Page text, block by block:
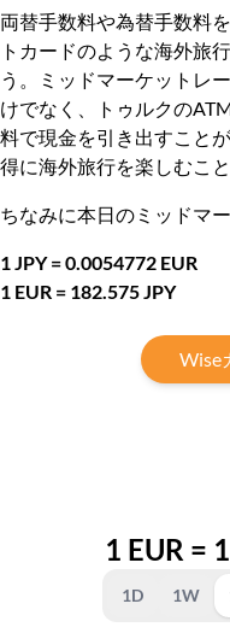
両替手数料や為替手数料
トカードのような海外旅
う。ミッドマーケットレ
けでなく、トゥルクの
料で現金を引き出すこと
得に海外旅行を楽しむこ
ちなみに本日のミッドマ
1 JPY = 0.0054772 EUR
1 EUR = 182.575 JPY
Wise
1 EUR =
1D 1W